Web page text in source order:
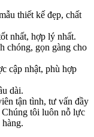
thiết kế đẹp, chất
nhất, hợp lý nhất.
chóng, gọn gàng cho
cập nhật, phù hợp
dài.
tận tình, tư vấn đầy
Chúng tôi luôn nỗ lực